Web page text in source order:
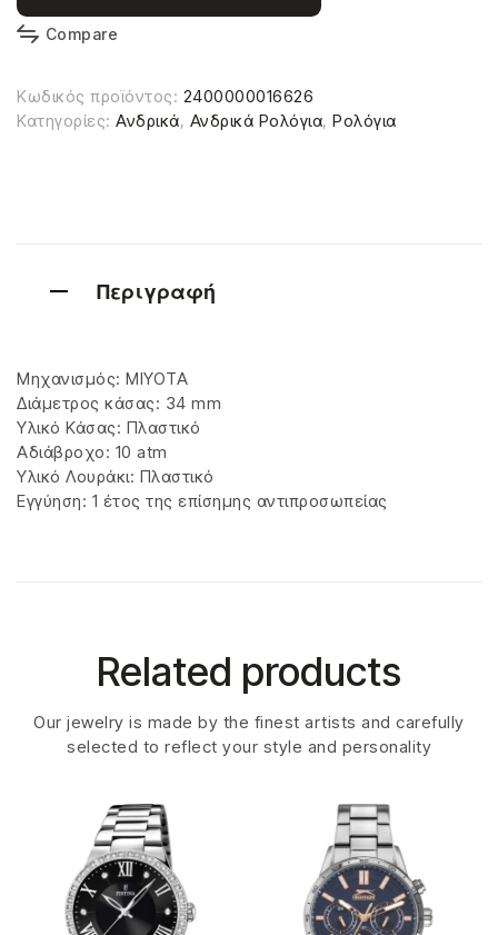
Compare
Κωδικός προϊόντος: 2400000016626
Κατηγορίες: Ανδρικά, Ανδρικά Ρολόγια, Ρολόγια
Περιγραφή
Μηχανισμός: MIYOTA
Διάμετρος κάσας: 34 mm
Υλικό Κάσας: Πλαστικό
Αδιάβροχο: 10 atm
Υλικό Λουράκι: Πλαστικό
Εγγύηση: 1 έτος της επίσημης αντιπροσωπείας
Related products
Our jewelry is made by the finest artists and carefully
selected to reflect your style and personality